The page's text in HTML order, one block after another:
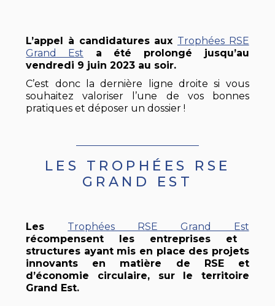
L’appel à candidatures aux Trophées RSE
Grand Est a été prolongé jusqu’au
vendredi 9 juin 2023 au soir.
C’est donc la dernière ligne droite si vous
souhaitez valoriser l’une de vos bonnes
pratiques et déposer un dossier !
LES TROPHÉES RSE
GRAND EST
Les Trophées RSE Grand Est
récompensent les entreprises et
structures ayant mis en place des projets
innovants en matière de RSE et
d’économie circulaire, sur le territoire
Grand Est.